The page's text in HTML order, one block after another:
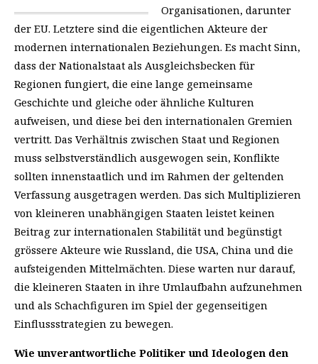
Organisationen, darunter
der EU. Letztere sind die eigentlichen Akteure der
modernen internationalen Beziehungen. Es macht Sinn,
dass der Nationalstaat als Ausgleichsbecken für
Regionen fungiert, die eine lange gemeinsame
Geschichte und gleiche oder ähnliche Kulturen
aufweisen, und diese bei den internationalen Gremien
vertritt. Das Verhältnis zwischen Staat und Regionen
muss selbstverständlich ausgewogen sein, Konflikte
sollten innenstaatlich und im Rahmen der geltenden
Verfassung ausgetragen werden. Das sich Multiplizieren
von kleineren unabhängigen Staaten leistet keinen
Beitrag zur internationalen Stabilität und begünstigt
grössere Akteure wie Russland, die USA, China und die
aufsteigenden Mittelmächten. Diese warten nur darauf,
die kleineren Staaten in ihre Umlaufbahn aufzunehmen
und als Schachfiguren im Spiel der gegenseitigen
Einflussstrategien zu bewegen.
Wie unverantwortliche Politiker und Ideologen den